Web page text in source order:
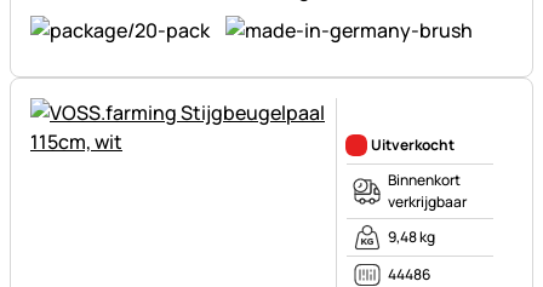
Uitverkocht
Binnenkort
verkrijgbaar
9,48 kg
44486